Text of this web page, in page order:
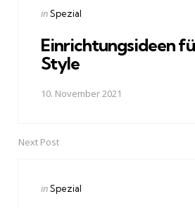
Posted
inSpezial
Einrichtungsideen
Style
10. November 2021
Next Post
Posted
inSpezial